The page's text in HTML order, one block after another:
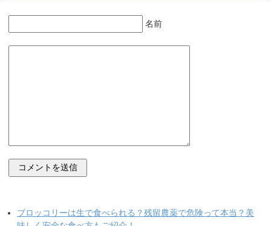
名前
ブロッコリーは生で食べられる？残留農薬で危険って本当？美